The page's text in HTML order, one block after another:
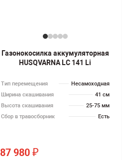
Газонокосилка аккумуляторная
HUSQVARNA LC 141 Li
Тип перемещения
Несамоходная
Ширина скашивания
41 см
Высота скашивания
25-75 мм
Сбор в травосборник
Есть
87 980 ₽